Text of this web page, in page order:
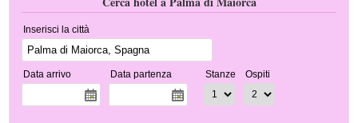
Inserisci la città
Data arrivo Data partenza Stanze Ospiti